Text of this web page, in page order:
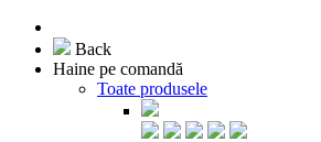
Back
Haine pe comandă
Toate produsele